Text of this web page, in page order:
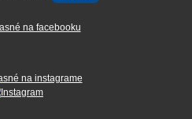
na facebooku
na instagrame